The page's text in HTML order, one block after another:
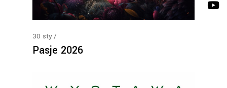
30 sty
Pasje 2026